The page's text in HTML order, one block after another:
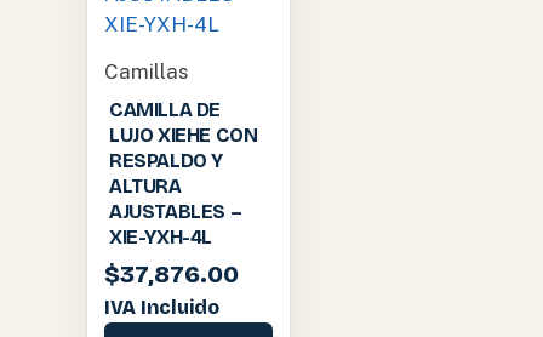
Camillas
CAMILLA DE
LUJO XIEHE CON
RESPALDO Y
ALTURA
AJUSTABLES –
XIE-YXH-4L
$37,876.00
IVA Incluido